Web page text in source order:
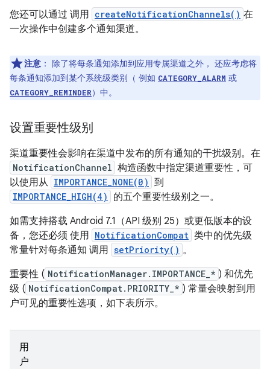
您还可以通过 调用 createNotificationChannels() 在
一次操作中创建多个通知渠道。
注意 ： 除了将每条通知添加到应用专属渠道之外， 还应考虑将
每条通知添加到某个系统级类别（ 例如 CATEGORY_ALARM 或
CATEGORY_REMINDER）中。
设置重要性级别
渠道重要性会影响在渠道中发布的所有通知的干扰级别。在
NotificationChannel 构造函数中指定渠道重要性，可
以使用从 IMPORTANCE_NONE(0) 到
IMPORTANCE_HIGH(4)
的五个重要性级别之一。
如需支持搭载 Android 7.1（API 级别 25）或更低版本的设
备，您还必须 使用 NotificationCompat 类中的优先级
常量针对每条通知 调用 setPriority() 。
重要性 ( NotificationManager.IMPORTANCE_* ) 和优先
级 ( NotificationCompat.PRIORITY_* ) 常量会映射到用
户可见的重要性选项，如下表所示。
用
户